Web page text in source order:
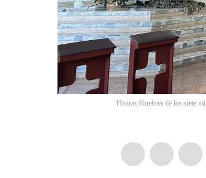
Honras fúnebres de los siete